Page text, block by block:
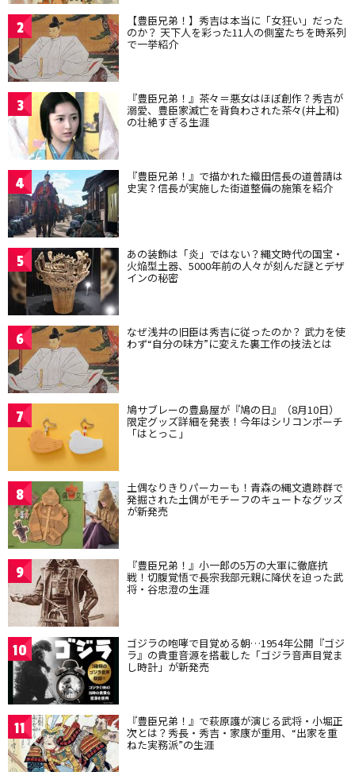
2 【豊臣兄弟！】秀吉は本当に「女狂い」だった
のか？ 天下人を彩った11人の側室たちを時系列
で一挙紹介
3 『豊臣兄弟！』茶々＝悪女はほぼ創作？秀吉が
溺愛、豊臣家滅亡を背負わされた茶々(井上和)
の壮絶すぎる生涯
4 『豊臣兄弟！』で描かれた織田信長の道普請は
史実？信長が実施した街道整備の施策を紹介
5 あの装飾は「炎」ではない？縄文時代の国宝・
火焔型土器、5000年前の人々が刻んだ謎とデザ
インの秘密
6 なぜ浅井の旧臣は秀吉に従ったのか？ 武力を使
わず“自分の味方”に変えた裏工作の技法とは
7 鳩サブレーの豊島屋が『鳩の日』（8月10日）
限定グッズ詳細を発表！今年はシリコンポーチ
「はとっこ」
8 土偶なりきりパーカーも！青森の縄文遺跡群で
発掘された土偶がモチーフのキュートなグッズ
が新発売
9 『豊臣兄弟！』小一郎の5万の大軍に徹底抗
戦！切腹覚悟で長宗我部元親に降伏を迫った武
将・谷忠澄の生涯
10 ゴジラの咆哮で目覚める朝…1954年公開『ゴジ
ラ』の貴重音源を搭載した「ゴジラ音声目覚ま
し時計」が新発売
11 『豊臣兄弟！』で萩原護が演じる武将・小堀正
次とは？秀長・秀吉・家康が重用、“出家を重
ねた実務派”の生涯